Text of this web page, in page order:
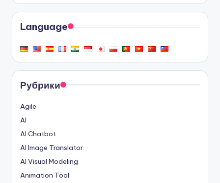
Language
Рубрики
Agile
AI
AI Chatbot
AI Image Translator
AI Visual Modeling
Animation Tool